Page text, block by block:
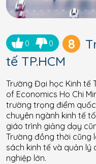
0 0 8
tế TP.HCM
Trường Đại học Kinh tế
of Economics Ho Chi
trường trọng điểm
chuyên ngành kinh tế
giáo trình giảng dạy
Trường đồng thời cũng
sách kinh tế và quản lý
nghiệp lớn.